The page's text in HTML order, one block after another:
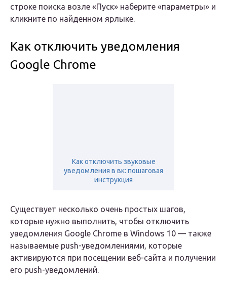
строке поиска возле «Пуск» наберите «параметры» и
кликните по найденном ярлыке.
Как отключить уведомления
Google Chrome
Как отключить звуковые
уведомления в вк: пошаговая
инструкция
Существует несколько очень простых шагов,
которые нужно выполнить, чтобы отключить
уведомления Google Chrome в Windows 10 — также
называемые push-уведомлениями, которые
активируются при посещении веб-сайта и получении
его push-уведомлений.